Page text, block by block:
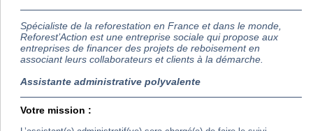
Spécialiste de la reforestation en France et dans le monde,
Reforest’Action est une entreprise sociale qui propose aux
entreprises de financer des projets de reboisement en
associant leurs collaborateurs et clients à la démarche.
Assistante administrative polyvalente
Votre mission :